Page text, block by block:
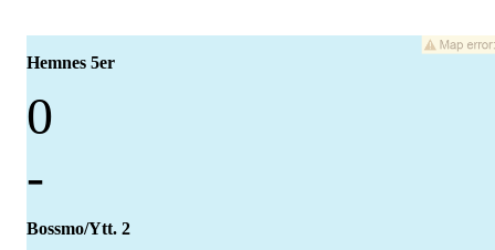
Hemnes 5er
0
-
Bossmo/Ytt. 2